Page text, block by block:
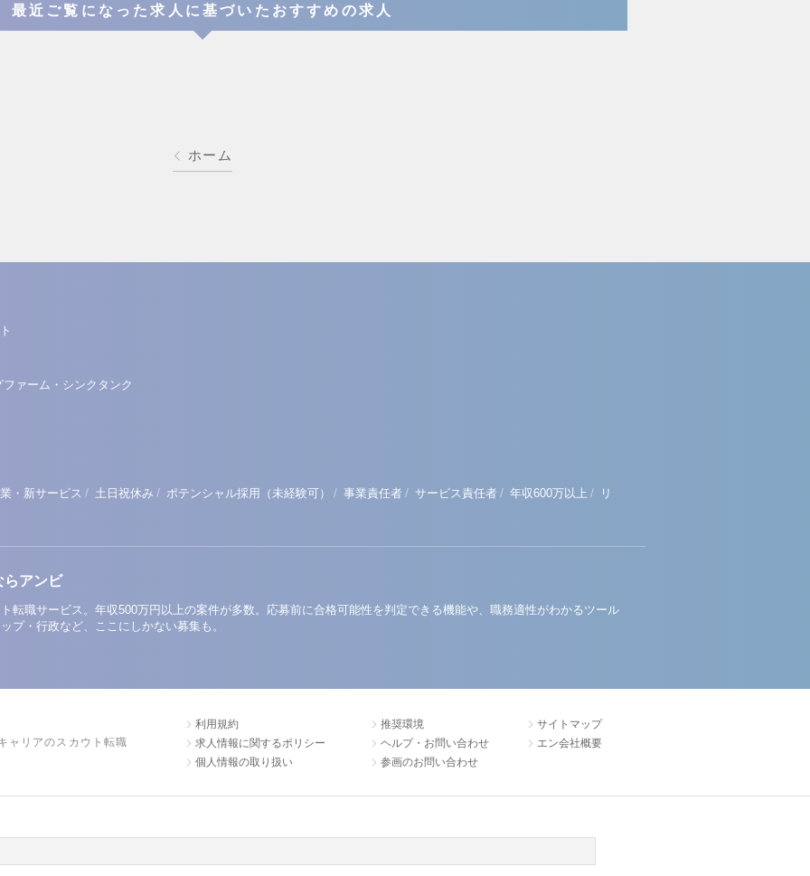
最近ご覧になった求人に基づいたおすすめの求人
ホーム
ァーム・シンクタンク
・新サービス / 土日祝休み / ポテンシャル採用（未経験可） / 事業責任者 / サービス責任者 / 年収600万以上 / リ
らアンビ
転職サービス。年収500万円以上の案件が多数。応募前に合格可能性を判定できる機能や、職務適性がわかるツール
プ・行政など、ここにしかない募集も。
ャリアのスカウト転職
利用規約
求人情報に関するポリシー
個人情報の取り扱い
推奨環境
ヘルプ・お問い合わせ
参画のお問い合わせ
サイトマップ
エン会社概要